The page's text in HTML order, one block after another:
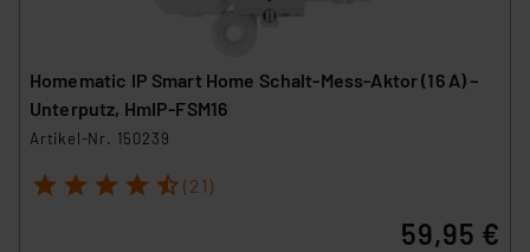
Homematic IP Smart Home Schalt-Mess-Aktor (16 A) –
Unterputz, HmIP-FSM16
Artikel-Nr. 150239
1 2 3 4 5 (21)
59,95 €